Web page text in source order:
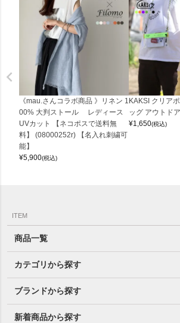
《mau.さんコラボ商品 》リネン 1
00% 大判ストール レディース
UVカット 【ネコポスで送料無
料】 (08000252r) 【名入れ刺繍可
能】
¥5,900(税込)
KAKSI クリア
ッグ アウトド
¥1,650(税込)
ITEM
商品一覧
カテゴリから探す
ブランドから探す
新着商品から探す